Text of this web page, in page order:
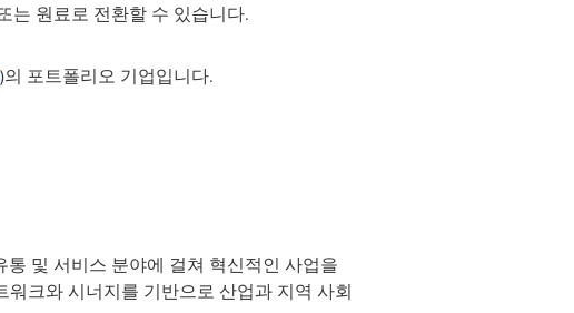
는 원료로 전환할 수 있습니다.
)의 포트폴리오 기업입니다.
및 서비스 분야에 걸쳐 혁신적인 사업을
크와 시너지를 기반으로 산업과 지역 사회